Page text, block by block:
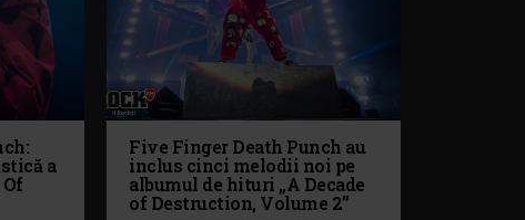
a
Five Finger Death Punch au
inclus cinci melodii noi pe
albumul de hituri „A Decade
of Destruction, Volume 2”